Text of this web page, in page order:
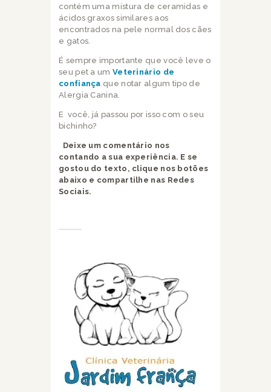
contém uma mistura de ceramidas e
ácidos graxos similares aos
encontrados na pele normal dos cães
e gatos.
É sempre importante que você leve o
seu pet a um Veterinário de
confiança que notar algum tipo de
Alergia Canina.
E você, já passou por isso com o seu
bichinho?
Deixe um comentário nos
contando a sua experiência. E se
gostou do texto, clique nos botões
abaixo e compartilhe nas Redes
Sociais.